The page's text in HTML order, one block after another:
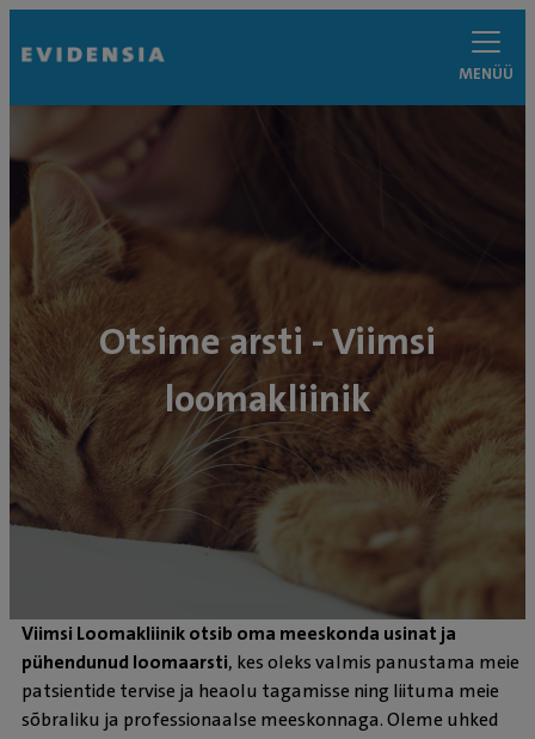
MENÜÜ
Otsime arsti - Viimsi
loomakliinik
Viimsi Loomakliinik otsib oma meeskonda usinat ja
pühendunud loomaarsti, kes oleks valmis panustama meie
patsientide tervise ja heaolu tagamisse ning liituma meie
sõbraliku ja professionaalse meeskonnaga. Oleme uhked